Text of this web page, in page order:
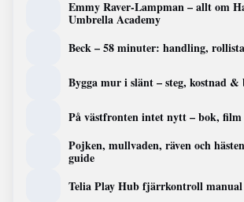
Emmy Raver-Lampman – allt om
Umbrella Academy
Beck – 58 minuter: handling,
Bygga mur i slänt – steg, kostnad &
På västfronten intet nytt – bok, film
Pojken, mullvaden, räven och
guide
Telia Play Hub fjärrkontroll